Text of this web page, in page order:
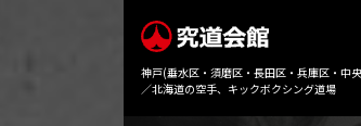
神戸(垂水区・須磨区・長田区・兵庫区・中
／北海道の空手、キックボクシング道場